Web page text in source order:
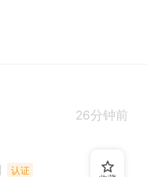
26分钟前
认证